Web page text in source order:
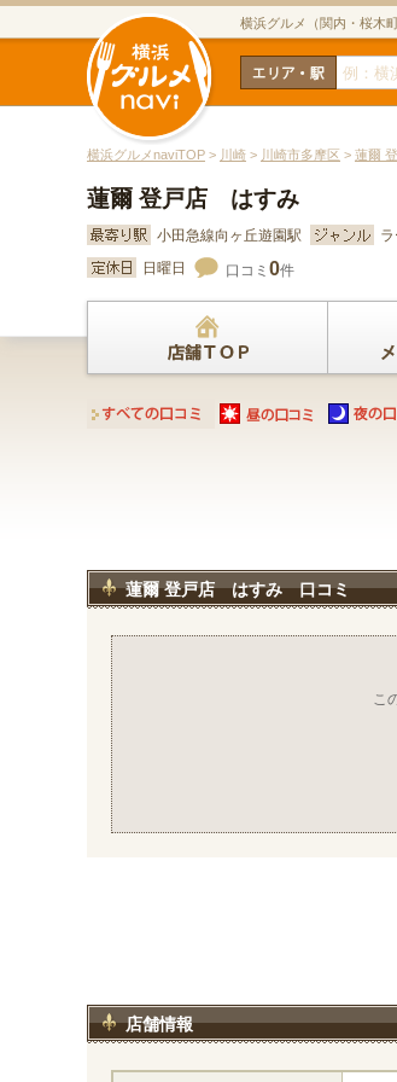
横浜グルメ（関内・桜木
横浜グルメnaviTOP > 川崎 > 川崎市多摩区 > 蓮爾
蓮爾 登戸店 はすみ
小田急線向ヶ丘遊園駅
日曜日
口コミ 0件
蓮爾 登戸店 はすみ 口コミ
こ
店舗情報